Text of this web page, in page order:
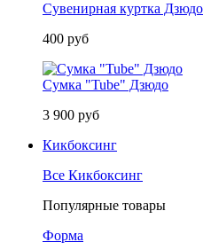
Сувенирная куртка Дзюдо
400 руб
Сумка "Tube" Дзюдо
3 900 руб
Кикбоксинг
Все Кикбоксинг
Популярные товары
Форма